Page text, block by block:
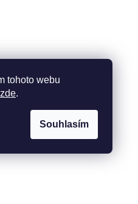
tohoto webu
zde.
Souhlasím